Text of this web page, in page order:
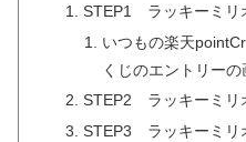
STEP1 ラッキーミリ
いつもの楽天
くじのエントリー
STEP2 ラッキーミリ
STEP3 ラッキーミリ